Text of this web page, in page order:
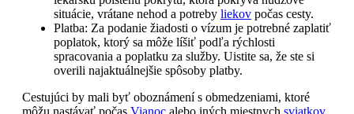
situácie, vrátane nehod a potreby liekov počas cesty.
Platba: Za podanie žiadosti o vízum je potrebné zaplatiť
poplatok, ktorý sa môže líšiť podľa rýchlosti
spracovania a poplatku za služby. Uistite sa, že ste si
overili najaktuálnejšie spôsoby platby.
Cestujúci by mali byť oboznámení s obmedzeniami, ktoré
môžu nastávať počas Vianoc alebo iných miestnych sviatkov,